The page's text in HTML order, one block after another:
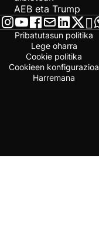
AEB eta Trump
Pribatutasun politika
Lege oharra
Cookie politika
Cookieen konfigurazioa
Harremana